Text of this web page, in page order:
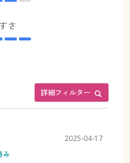
さ
詳細フィルター
み
2025-04-17